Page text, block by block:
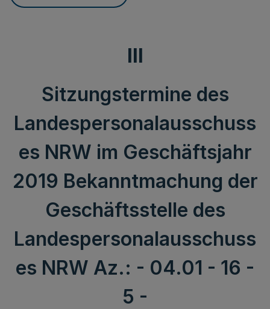
III
Sitzungstermine des
Landespersonalausschuss
es NRW im Geschäftsjahr
2019 Bekanntmachung der
Geschäftsstelle des
Landespersonalausschuss
es NRW Az.: - 04.01 - 16 -
5 -